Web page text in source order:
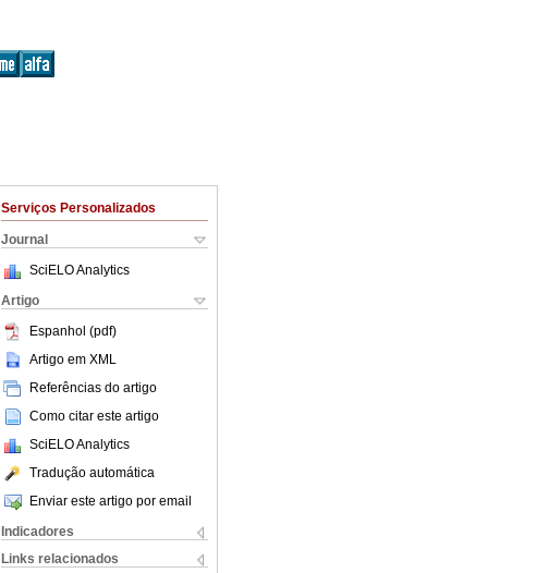
Serviços Personalizados
Journal
SciELO Analytics
Artigo
Espanhol (pdf)
Artigo em XML
Referências do artigo
Como citar este artigo
SciELO Analytics
Tradução automática
Enviar este artigo por email
Indicadores
Links relacionados